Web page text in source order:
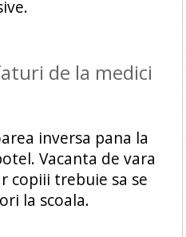
de la medici
inversa pana la
Vacanta de vara
copiii trebuie sa se
la scoala.